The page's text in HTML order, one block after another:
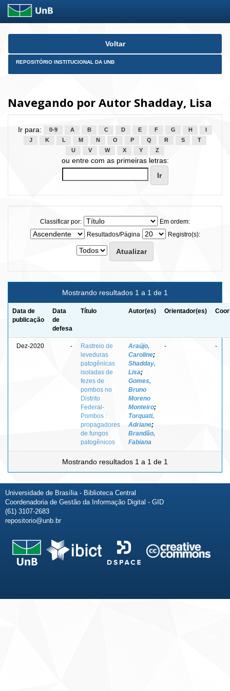
Skip
Voltar
REPOSITÓRIO INSTITUCIONAL DA UNB
Navegando por Autor Shadday, Lisa
Ir para: 0-9 A B C D E F G H
J
K L M N O P Q R S
T
U
V W X Y Z
ou entre com as primeiras letras:
Classificar por:
Em ordem:
Resultados/Página
Registro(s):
Mostrando resultados 1 a 1 de 1
Data de
publicação
Data
de
defesa
Título Autor(es) Orientador(es)
Dez-2020 -
Rastreio de
leveduras
patogênicas
isoladas de
fezes de
pombos no
Distrito
Federal-
Pombos :
propagadores
de fungos
patogênicos
Araújo,
Caroline;
Shadday,
Lisa;
Gomes,
Bruno
Moreno
Monteiro;
Torquati,
Adriane;
Brandão,
Fabiana
- -
Mostrando resultados 1 a 1 de 1
Universidade de Brasília - Biblioteca Central
Coordenadoria de Gestão da Informação Digital - GID
(61) 3107-2683
repositorio@unb.br